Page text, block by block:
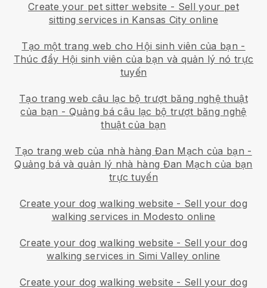
Create your pet sitter website - Sell your pet
sitting services in Kansas City online
Tạo một trang web cho Hội sinh viên của bạn -
Thúc đẩy Hội sinh viên của bạn và quản lý nó trực
tuyến
Tạo trang web câu lạc bộ trượt băng nghệ thuật
của bạn - Quảng bá câu lạc bộ trượt băng nghệ
thuật của bạn
Tạo trang web của nhà hàng Đan Mạch của bạn -
Quảng bá và quản lý nhà hàng Đan Mạch của bạn
trực tuyến
Create your dog walking website - Sell your dog
walking services in Modesto online
Create your dog walking website - Sell your dog
walking services in Simi Valley online
Create your dog walking website - Sell your dog